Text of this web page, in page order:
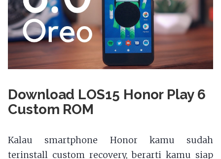
Download LOS15 Honor Play 6
Custom ROM
Kalau smartphone Honor kamu sudah
terinstall custom recovery, berarti kamu siap